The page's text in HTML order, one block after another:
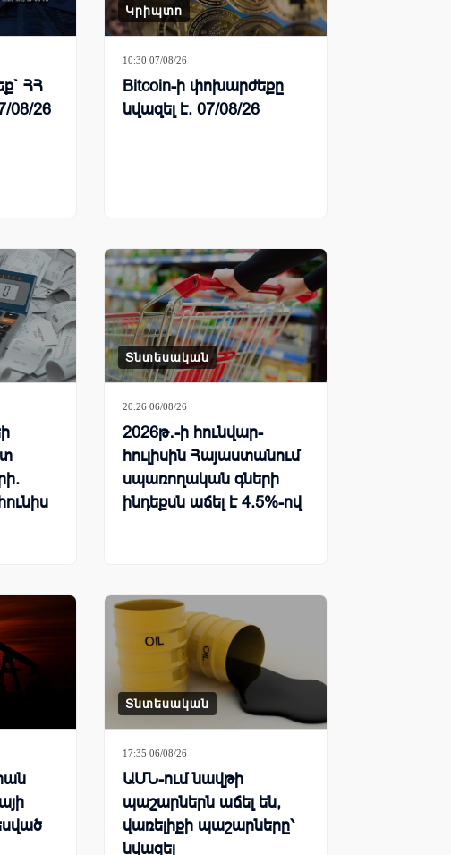
ՀՀ
08/26
Կրիպտո
10:30 07/08/26
Bitcoin-ի փոխարժեքը
նվազել է. 07/08/26
Տնտեսական
20:26 06/08/26
2026թ․-ի հունվար-
հուլիսին Հայաստանում
սպառողական գների
ինդեքսն աճել է 4.5%-ով
Տնտեսական
17:35 06/08/26
ԱՄՆ-ում նավթի
պաշարներն աճել են,
վառելիքի պաշարները՝
նվազել